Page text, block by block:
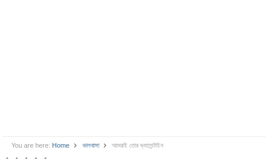
You are here: Home ভালবাসা আমরাই তোর ভ্যালেন্টাইন